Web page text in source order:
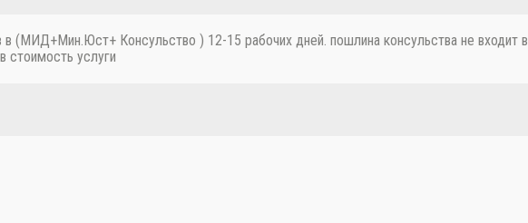
в (МИД+Мин.Юст+ Консульство ) 12-15 рабочих дней. пошлина консульства не входит в
стоимость услуги